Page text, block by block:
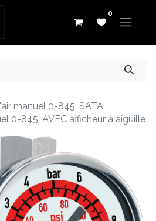
0
manuel 0-845, SATA
0-845, AVEC afficheur à aiguille